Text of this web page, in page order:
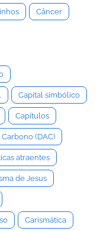
Câncer
Capital simbólico
Capítulos
(DAC)
atraentes
de Jesus
Carismática